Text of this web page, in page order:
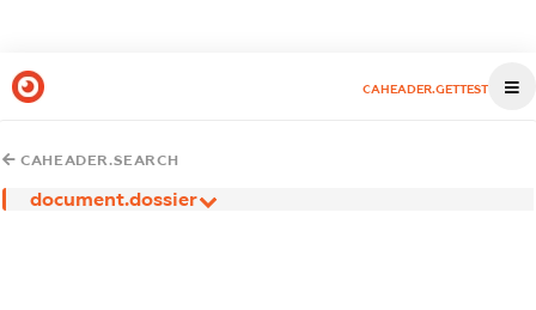
CAHEADER.GETTEST
CAHEADER.SEARCH
document.dossier